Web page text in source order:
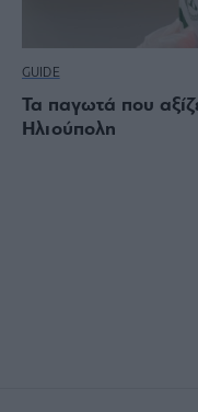
GUIDE
Τα παγωτά που
Ηλιούπολη